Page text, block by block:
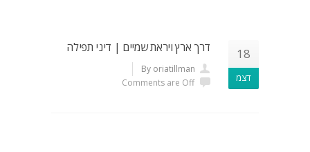
18
דצמ
דרך ארץ ויראת שמיים | דיני תפילה
By oriatillman
Comments are Off